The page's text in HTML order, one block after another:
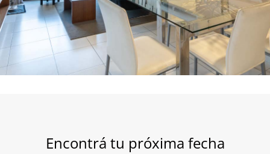
Encontrá tu próxima fecha